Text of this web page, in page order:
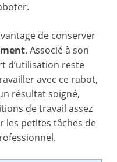
de conserver
. Associé à son
d’utilisation reste
avec ce rabot,
résultat soigné,
de travail assez
les petites tâches de